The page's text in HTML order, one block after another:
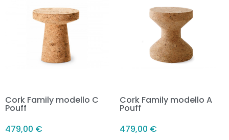
Cork Family modello C
Pouff
479,00 €
Cork Family modello A
Pouff
479,00 €